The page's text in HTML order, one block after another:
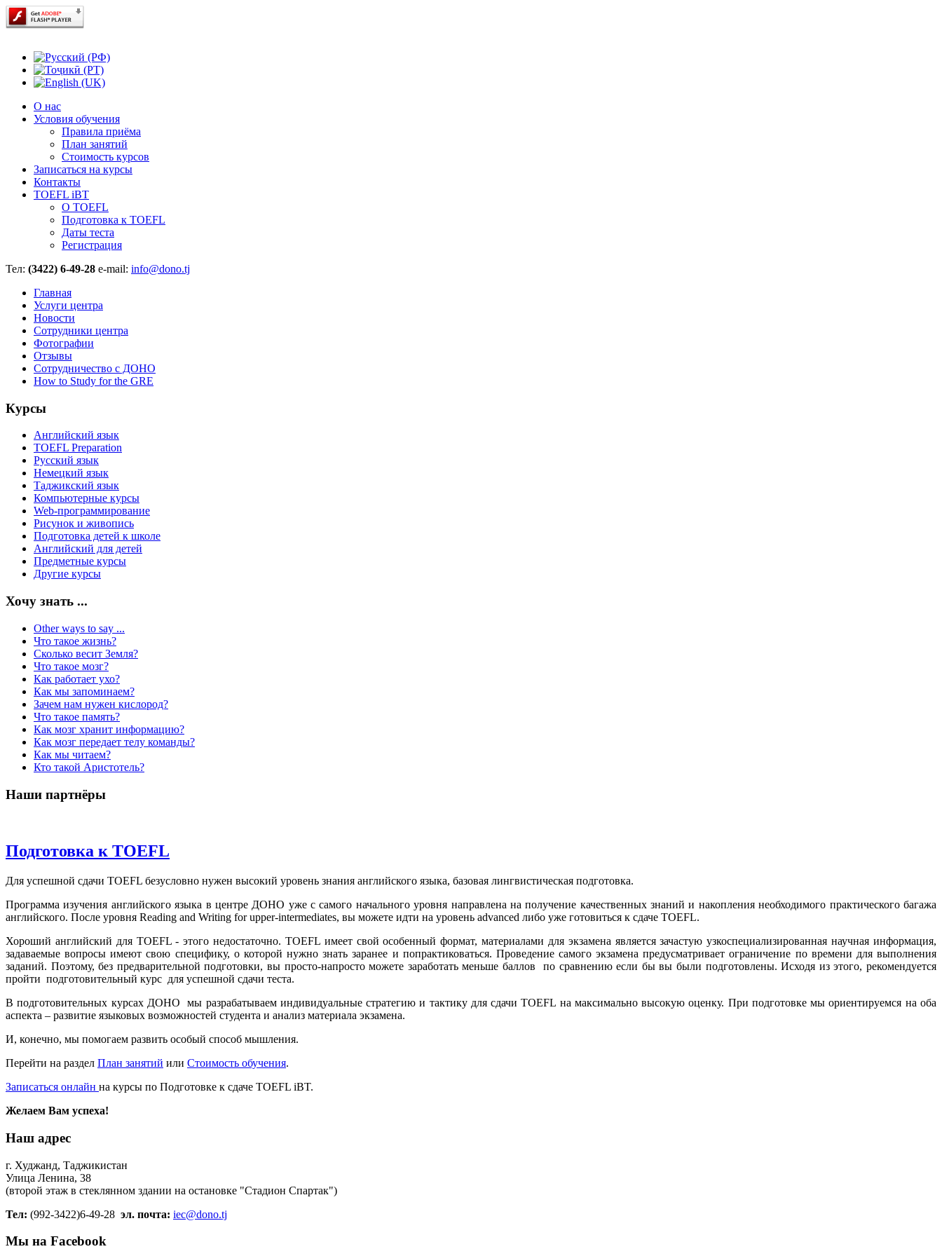
О нас
Условия обучения
Правила приёма
План занятий
Стоимость курсов
Записаться на курсы
Контакты
TOEFL iBT
О TOEFL
Подготовка к TOEFL
Даты теста
Регистрация
Тел: (3422) 6-49-28 e-mail: info@dono.tj
Главная
Услуги центра
Новости
Сотрудники центра
Фотографии
Отзывы
Сотрудничество с ДОНО
How to Study for the GRE
Курсы
Английский язык
TOEFL Preparation
Русский язык
Немецкий язык
Таджикский язык
Компьютерные курсы
Web-программирование
Рисунок и живопись
Подготовка детей к школе
Английский для детей
Предметные курсы
Другие курсы
Хочу знать ...
Other ways to say ...
Что такое жизнь?
Сколько весит Земля?
Что такое мозг?
Как работает ухо?
Как мы запоминаем?
Зачем нам нужен кислород?
Что такое память?
Как мозг хранит информацию?
Как мозг передает телу команды?
Как мы читаем?
Кто такой Аристотель?
Наши партнёры
Подготовка к TOEFL
Для успешной сдачи TOEFL безусловно нужен высокий уровень знания английского языка, базовая лингвистическая подготовка.
Программа изучения английского языка в центре ДОНО уже с самого начального уровня направлена на получение качественных знаний и накопления необходимого практического багажа
английского. После уровня Reading and Writing for upper-intermediates, вы можете идти на уровень advanced либо уже готовиться к сдаче TOEFL.
Хороший английский для TOEFL - этого недостаточно. TOEFL имеет свой особенный формат, материалами для экзамена является зачастую узкоспециализированная научная информация,
задаваемые вопросы имеют свою специфику, о которой нужно знать заранее и попрактиковаться. Проведение самого экзамена предусматривает ограничение по времени для выполнения
заданий. Поэтому, без предварительной подготовки, вы просто-напросто можете заработать меньше баллов по сравнению если бы вы были подготовлены. Исходя из этого, рекомендуется
пройти подготовительный курс для успешной сдачи теста.
В подготовительных курсах ДОНО мы разрабатываем индивидуальные стратегию и тактику для сдачи TOEFL на максимально высокую оценку. При подготовке мы ориентируемся на оба
аспекта – развитие языковых возможностей студента и анализ материала экзамена.
И, конечно, мы помогаем развить особый способ мышления.
Перейти на раздел План занятий или Стоимость обучения.
Записаться онлайн на курсы по Подготовке к сдаче TOEFL iBT.
Желаем Вам успеха!
Наш адрес
г. Худжанд, Таджикистан
Улица Ленина, 38
(второй этаж в стеклянном здании на остановке "Стадион Спартак")
Тел: (992-3422)6-49-28 эл. почта: iec@dono.tj
Мы на Facebook